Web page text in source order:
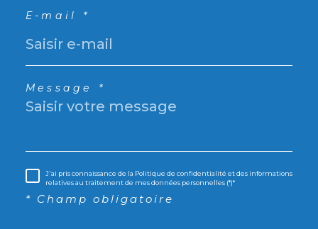
E-mail *
Message *
J'ai pris connaissance de la Politique de confidentialité et des informations
relatives au traitement de mes données personnelles (*)*
* Champ obligatoire